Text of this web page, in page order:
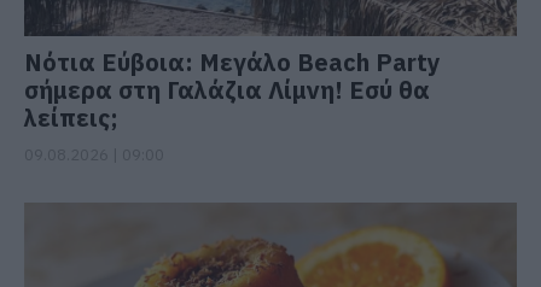
Νότια Εύβοια: Μεγάλο Beach Party
σήμερα στη Γαλάζια Λίμνη! Εσύ θα
λείπεις;